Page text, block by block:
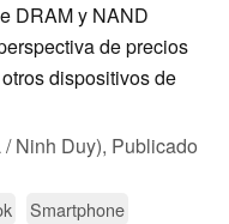
DRAM y NAND
de precios
dispositivos de
Ninh Duy), Publicado
Smartphone